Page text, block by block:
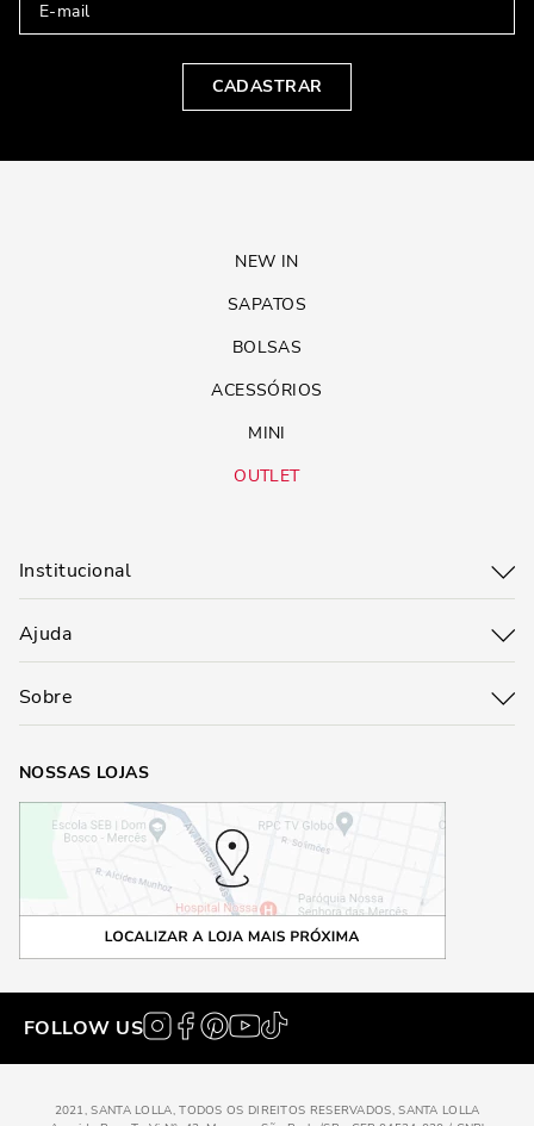
CADASTRAR
NEW IN
SAPATOS
BOLSAS
ACESSÓRIOS
MINI
OUTLET
Institucional
Ajuda
Sobre
NOSSAS LOJAS
FOLLOW US
2021, SANTA LOLLA, TODOS OS DIREITOS RESERVADOS, SANTA LOLLA